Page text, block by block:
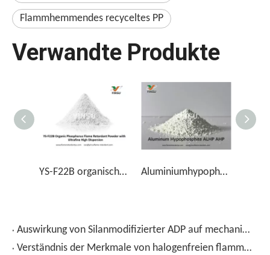
Flammhemmendes recyceltes PP
Verwandte Produkte
YS-F22B organischer Phosphorflammhemmungspulver mit ultrafeiner hoher Dispersion Aluminiumhypophosphit ALHP AHP
Auswirkung von Silanmodifizierter ADP auf mechanische Eigenschaften und Flammhemmungseigenschaften von PP
Verständnis der Merkmale von halogenfreien flammenretterten PP